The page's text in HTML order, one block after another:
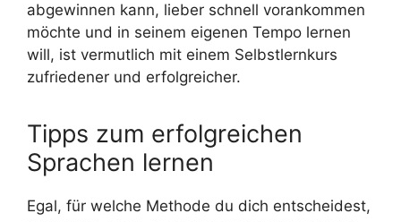
abgewinnen kann, lieber schnell vorankommen
möchte und in seinem eigenen Tempo lernen
will, ist vermutlich mit einem Selbstlernkurs
zufriedener und erfolgreicher.
Tipps zum erfolgreichen
Sprachen lernen
Egal, für welche Methode du dich entscheidest,